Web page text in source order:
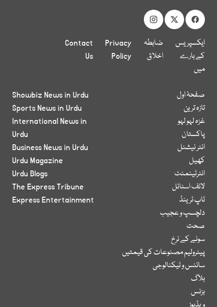
ایکسپریس
کے بارے
میں
ضابطہ
اخلاق
Privacy
Policy
Contact
Us
صفحۂ اول
تازہ ترین
غزہ لہو لہو
پاکستان
انٹر نیشنل
کھیل
انٹرٹینمنٹ
لائف اسٹائل
ٹاپ ٹرینڈ
دلچسپ و عجیب
صحت
سونے کے نرخ
پیٹرولیم مصنوعات کی قیمتیں
سائنس و ٹیکنالوجی
بلاگ
بزنس
Showbiz News in Urdu
Sports News in Urdu
International News in
Urdu
Business News in Urdu
Urdu Magazine
Urdu Blogs
The Express Tribune
Express Entertainment